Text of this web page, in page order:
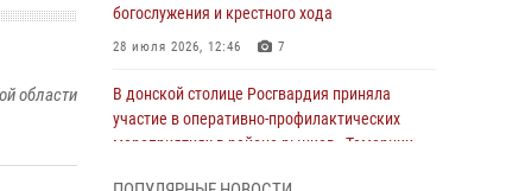
области
богослужения и крестного хода
28 июля 2026, 12:46 7
В донской столице Росгвардия приняла
участие в оперативно-профилактических
мероприятиях в районе рынков «Темерник»